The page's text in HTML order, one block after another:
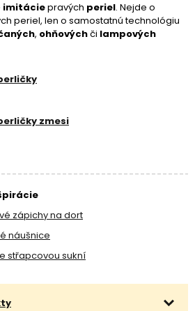
imitáciepravých periel. Nejde o
periel, len o samostatnú technológiu
, ohňovýchči lampových
a veľkostí prakticky
Voskové perly sú vhodné nielen
šperkov
výroby.
zápichy na dort
náušnice
střapcovou sukní
zmesi